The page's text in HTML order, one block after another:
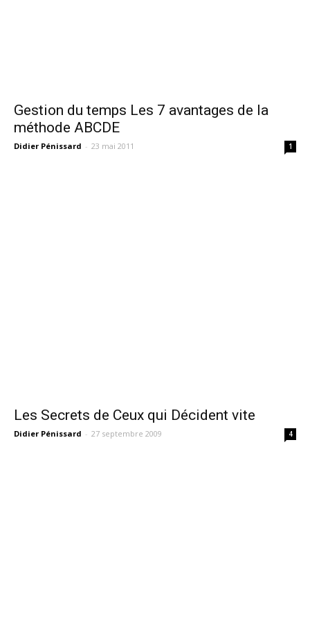
Gestion du temps Les 7 avantages de la
méthode ABCDE
Didier Pénissard - 23 mai 2011 1
Les Secrets de Ceux qui Décident vite
Didier Pénissard - 27 septembre 2009 4